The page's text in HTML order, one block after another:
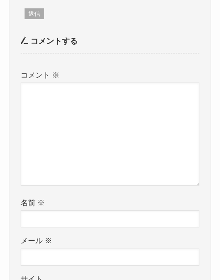
返信
コメントする
コメント ※
名前 ※
メール ※